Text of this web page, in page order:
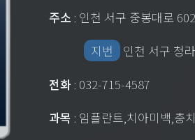
주소 : 인천 서구 중봉대로 602
지번
인천 서구 청
전화 : 032-715-4587
과목 : 임플란트,치아미백,충